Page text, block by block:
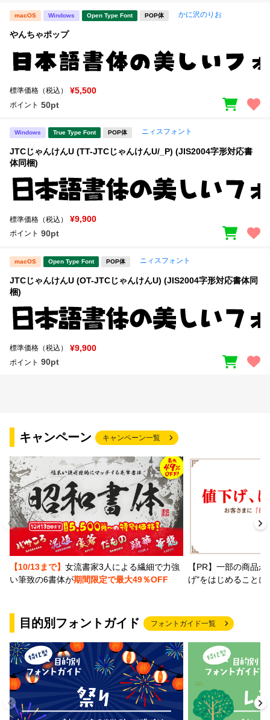
macOS Windows Open Type Font POP体 かに沢のりお
やんちゃポップ
標準価格（税込） ¥5,500
ポイント 50pt
Windows True Type Font POP体 ニィスフォント
JTCじゃんけんU (TT-JTCじゃんけんU/_P) (JIS2004字形対応書
体同梱)
標準価格（税込） ¥9,900
ポイント 90pt
macOS Open Type Font POP体 ニィスフォント
JTCじゃんけんU (OT-JTCじゃんけんU) (JIS2004字形対応書体同
梱)
標準価格（税込） ¥9,900
ポイント 90pt
キャンペーン キャンペーン一覧
【10/13まで】 女流書家3人による繊細で力強
い筆致の6書体が期間限定で最大49％OFF
【PR】一部の商品
げ"をはじめること
目的別フォントガイド フォントガイド一覧